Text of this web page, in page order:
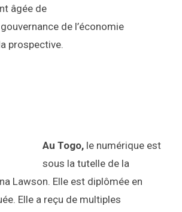
âgée de
de l’économie
prospective.
Au Togo, le numérique est
sous la tutelle de la
Lawson. Elle est diplômée en
Elle a reçu de multiples